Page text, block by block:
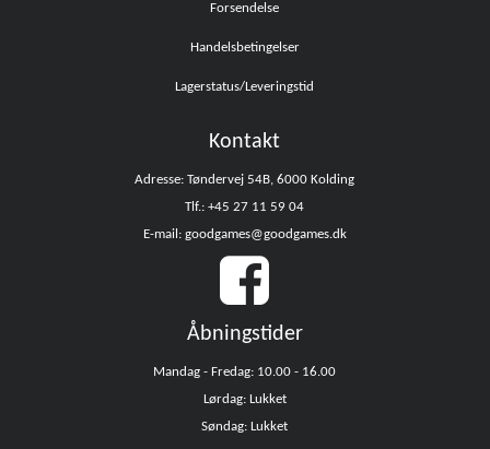
Forsendelse
Handelsbetingelser
Lagerstatus/Leveringstid
Kontakt
Adresse: Tøndervej 54B, 6000 Kolding
Tlf.: +45 27 11 59 04
E-mail: goodgames@goodgames.dk
Åbningstider
Mandag - Fredag: 10.00 - 16.00
Lørdag: Lukket
Søndag: Lukket